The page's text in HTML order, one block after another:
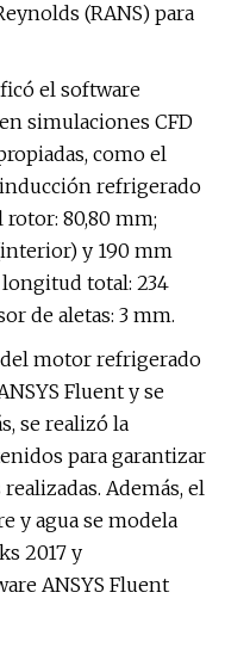
(RANS) para
el software
simulaciones CFD
como el
refrigerado
rotor: 80,80 mm;
y 190 mm
total: 234
de aletas: 3 mm.
motor refrigerado
Fluent y se
se realizó la
para garantizar
Además, el
y agua se modela
2017 y
ANSYS Fluent